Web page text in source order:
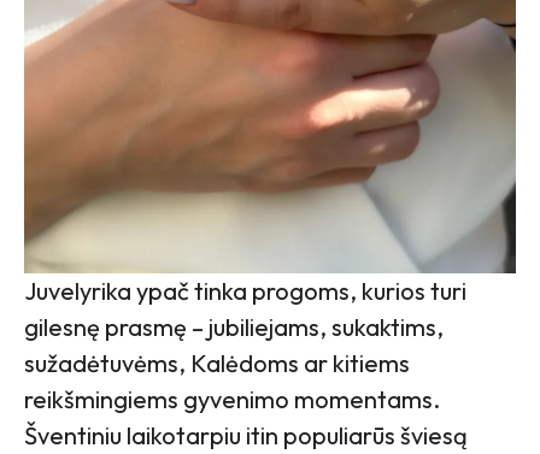
Juvelyrika ypač tinka progoms, kurios turi
gilesnę prasmę – jubiliejams, sukaktims,
sužadėtuvėms, Kalėdoms ar kitiems
reikšmingiems gyvenimo momentams.
Šventiniu laikotarpiu itin populiarūs šviesą